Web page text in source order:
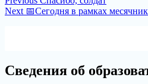
по
post:
Next Next
📅Сегодня в рамках
Сведения об